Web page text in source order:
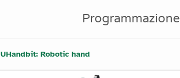
Programmazione
UHandbit: Robotic hand